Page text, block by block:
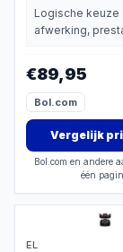
Logische keuze
afwerking,
€89,95
Bol.com
Vergelijk
Bol.com en andere
één
EL